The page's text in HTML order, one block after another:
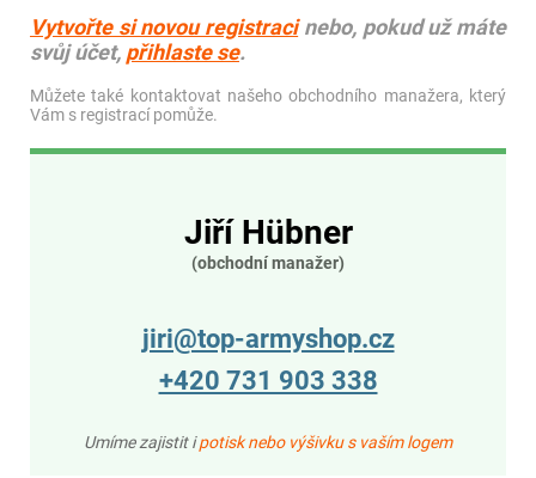
Vytvořte si novou registracinebo, pokud už máte
svůj účet, přihlaste se.
Můžete také kontaktovat našeho obchodního manažera, který
Vám s registrací pomůže.
Jiří Hübner
(obchodní manažer)
jiri@top-armyshop.cz
+420 731 903 338
Umíme zajistit ipotisk nebo výšivku s vaším logem